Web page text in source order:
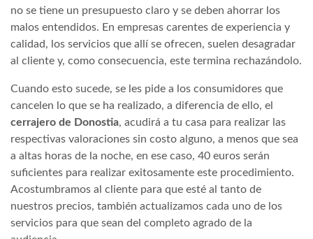
no se tiene un presupuesto claro y se deben ahorrar los
malos entendidos. En empresas carentes de experiencia y
calidad, los servicios que allí se ofrecen, suelen desagradar
al cliente y, como consecuencia, este termina rechazándolo.
Cuando esto sucede, se les pide a los consumidores que
cancelen lo que se ha realizado, a diferencia de ello, el
cerrajero de Donostia, acudirá a tu casa para realizar las
respectivas valoraciones sin costo alguno, a menos que sea
a altas horas de la noche, en ese caso, 40 euros serán
suficientes para realizar exitosamente este procedimiento.
Acostumbramos al cliente para que esté al tanto de
nuestros precios, también actualizamos cada uno de los
servicios para que sean del completo agrado de la